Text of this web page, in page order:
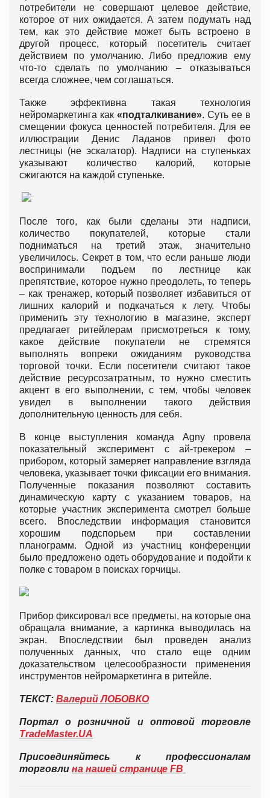
потребители не совершают целевое действие,
которое от них ожидается. А затем подумать над
тем, как это действие может быть встроено в
другой процесс, который посетитель считает
действием по умолчанию. Либо предложив ему
что-то сделать по умолчанию – отказываться
всегда сложнее, чем соглашаться.
Также эффективна такая технология
нейромаркетинга как «подталкивание». Суть ее в
смещении фокуса ценностей потребителя. Для ее
иллюстрации Денис Ладанов привел фото
лестницы (не эскалатор). Надписи на ступеньках
указывают количество калорий, которые
сжигаются на каждой ступеньке.
После того, как были сделаны эти надписи,
количество покупателей, которые стали
подниматься на третий этаж, значительно
увеличилось. Секрет в том, что если раньше люди
воспринимали подъем по лестнице как
препятствие, которое нужно преодолеть, то теперь
– как тренажер, который позволяет избавиться от
лишних калорий и подкачаться к лету. Чтобы
применить эту технологию в магазине, эксперт
предлагает ритейлерам присмотреться к тому,
какое действие покупатели не стремятся
выполнять вопреки ожиданиям руководства
торговой точки. Если посетители считают такое
действие ресурсозатратным, то нужно сместить
акцент в его выполнении, с тем, чтобы человек
увидел в выполнении такого действия
дополнительную ценность для себя.
В конце выступления команда Agny провела
показательный эксперимент с ай-трекером –
прибором, который замеряет направление взгляда
человека, указывает точки фиксации его внимания.
Полученные показания позволяют составить
динамическую карту с указанием товаров, на
которые участник эксперимента смотрел больше
всего. Впоследствии информация становится
хорошим подспорьем при составлении
планограмм. Одной из участниц конференции
было предложено одеть оборудование и подойти к
полке с товаром в поисках горчицы.
Прибор фиксировал все предметы, на которые она
обращала внимание, а картинка выводилась на
экран. Впоследствии был проведен анализ
полученных данных, что стало еще одним
доказательством целесообразности применения
инструментов нейромаркетинга в ритейле.
ТЕКСТ: Валерий ЛОБОВКО
Портал о розничной и оптовой торговле
TradeMaster.UA
Присоединяйтесь к профессионалам
торговли на нашей странице FB